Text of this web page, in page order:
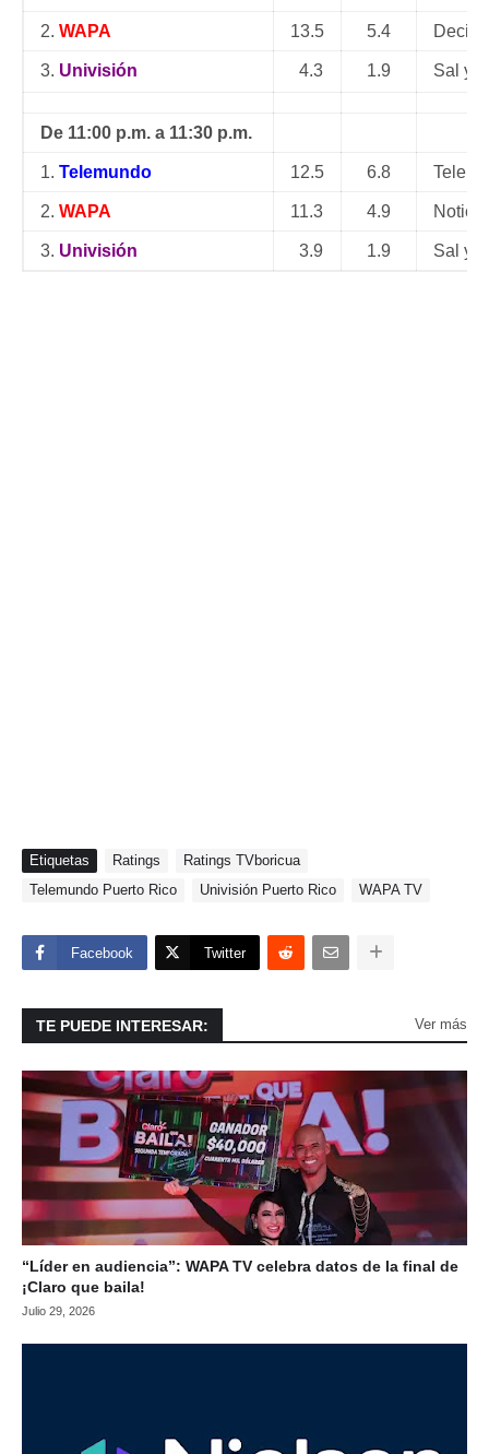
2. WAPA 13.5 5.4
3. Univisión 4.3 1.9 Sal y
De 11:00 p.m. a 11:30 p.m.
1. Telemundo 12.5 6.8
2. WAPA 11.3 4.9
3. Univisión 3.9 1.9 Sal y
Etiquetas Ratings
Ratings TVboricua
Telemundo Puerto Rico
Univisión Puerto Rico WAPA TV
Facebook Twitter
TE PUEDE INTERESAR: Ver más
“Líder en audiencia”: WAPA TV celebra datos de la final de
¡Claro que baila!
Julio 29, 2026